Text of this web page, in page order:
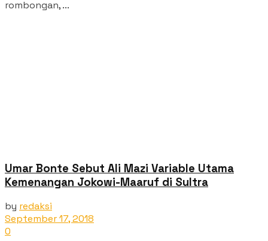
rombongan, ...
Umar Bonte Sebut Ali Mazi Variable Utama
Kemenangan Jokowi-Maaruf di Sultra
by redaksi
September 17, 2018
0